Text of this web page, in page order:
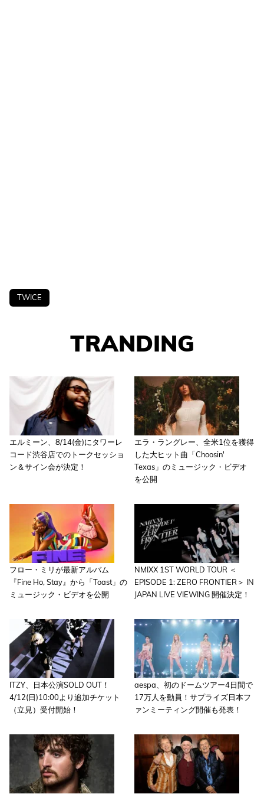
TWICE
TRANDING
エルミーン、8/14(金)にタワーレ
コード渋谷店でのトークセッショ
ン＆サイン会が決定！
エラ・ラングレー、全米1位を獲得
した大ヒット曲「Choosin'
Texas」のミュージック・ビデオ
を公開
フロー・ミリが最新アルバム
『Fine Ho, Stay』から「Toast」の
ミュージック・ビデオを公開
NMIXX 1ST WORLD TOUR ＜
EPISODE 1: ZERO FRONTIER＞ IN
JAPAN LIVE VIEWING 開催決定！
ITZY、日本公演SOLD OUT！
4/12(日)10:00より追加チケット
（立見）受付開始！
aespa、初のドームツアー4日間で
17万人を動員！サプライズ日本フ
ァンミーティング開催も発表！